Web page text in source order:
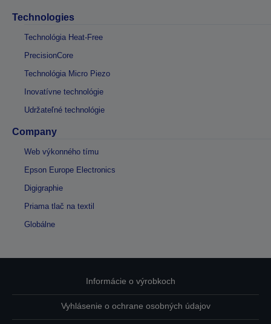
Technologies
Technológia Heat-Free
PrecisionCore
Technológia Micro Piezo
Inovatívne technológie
Udržateľné technológie
Company
Web výkonného tímu
Epson Europe Electronics
Digigraphie
Priama tlač na textil
Globálne
Informácie o výrobkoch
Vyhlásenie o ochrane osobných údajov